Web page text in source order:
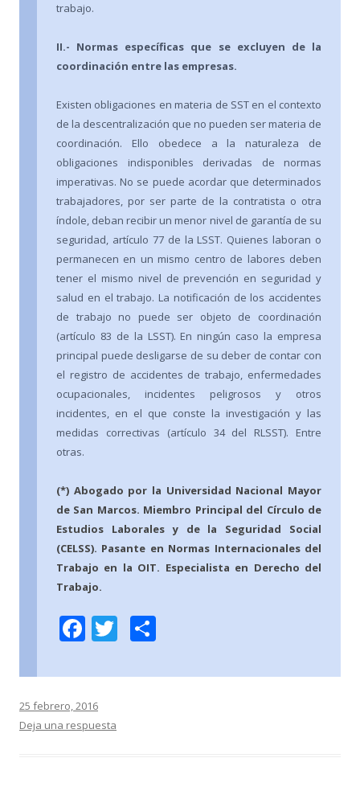
trabajo.
II.- Normas específicas que se excluyen de la
coordinación entre las empresas.
Existen obligaciones en materia de SST en el contexto
de la descentralización que no pueden ser materia de
coordinación. Ello obedece a la naturaleza de
obligaciones indisponibles derivadas de normas
imperativas. No se puede acordar que determinados
trabajadores, por ser parte de la contratista o otra
índole, deban recibir un menor nivel de garantía de su
seguridad, artículo 77 de la LSST. Quienes laboran o
permanecen en un mismo centro de labores deben
tener el mismo nivel de prevención en seguridad y
salud en el trabajo. La notificación de los accidentes
de trabajo no puede ser objeto de coordinación
(artículo 83 de la LSST). En ningún caso la empresa
principal puede desligarse de su deber de contar con
el registro de accidentes de trabajo, enfermedades
ocupacionales, incidentes peligrosos y otros
incidentes, en el que conste la investigación y las
medidas correctivas (artículo 34 del RLSST). Entre
otras.
(*) Abogado por la Universidad Nacional Mayor
de San Marcos. Miembro Principal del Círculo de
Estudios Laborales y de la Seguridad Social
(CELSS). Pasante en Normas Internacionales del
Trabajo en la OIT. Especialista en Derecho del
Trabajo.
F
e
b
o
T
itt m
25 febrero, 2016
Deja una respuesta